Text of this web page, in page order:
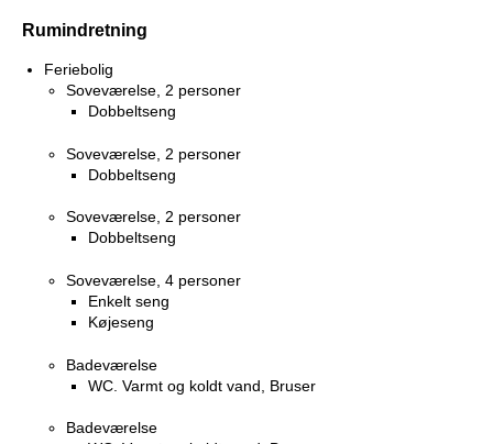
Rumindretning
Feriebolig
Soveværelse, 2 personer
Dobbeltseng
Soveværelse, 2 personer
Dobbeltseng
Soveværelse, 2 personer
Dobbeltseng
Soveværelse, 4 personer
Enkelt seng
Køjeseng
Badeværelse
WC. Varmt og koldt vand, Bruser
Badeværelse